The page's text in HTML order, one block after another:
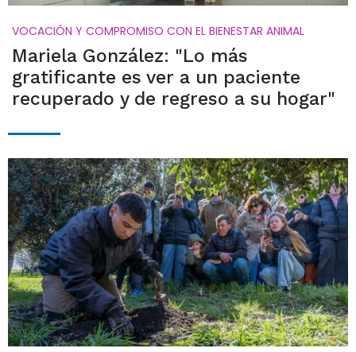
VOCACIÓN Y COMPROMISO CON EL BIENESTAR ANIMAL
Mariela González: "Lo más
gratificante es ver a un paciente
recuperado y de regreso a su hogar"